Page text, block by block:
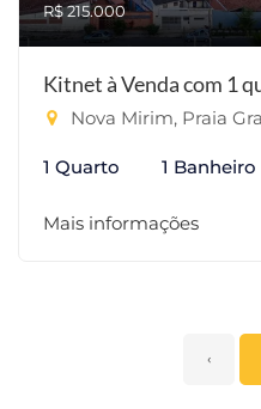
R$ 215.000
Kitnet à Venda com 1
Nova Mirim, Praia
1 Quarto 1 Banheiro
Mais informações
‹